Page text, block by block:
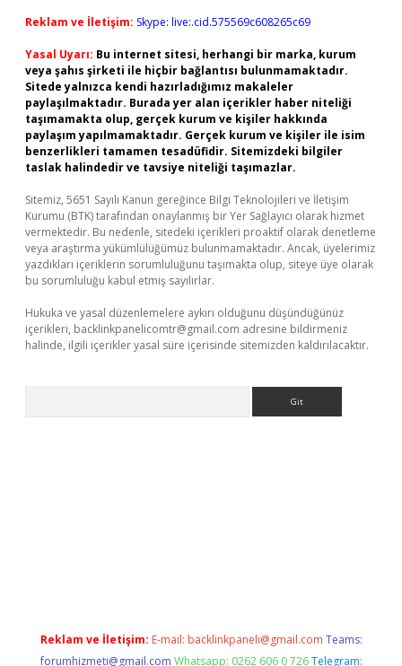
Reklam ve İletişim: Skype: live:.cid.575569c608265c69
Yasal Uyarı: Bu internet sitesi, herhangi bir marka, kurum
veya şahıs şirketi ile hiçbir bağlantısı bulunmamaktadır.
Sitede yalnızca kendi hazırladığımız makaleler
paylaşılmaktadır. Burada yer alan içerikler haber niteliği
taşımamakta olup, gerçek kurum ve kişiler hakkında
paylaşım yapılmamaktadır. Gerçek kurum ve kişiler ile isim
benzerlikleri tamamen tesadüfidir. Sitemizdeki bilgiler
taslak halindedir ve tavsiye niteliği taşımazlar.
Sitemiz, 5651 Sayılı Kanun gereğince Bilgi Teknolojileri ve İletişim
Kurumu (BTK) tarafından onaylanmış bir Yer Sağlayıcı olarak hizmet
vermektedir. Bu nedenle, sitedeki içerikleri proaktif olarak denetleme
veya araştırma yükümlülüğümüz bulunmamaktadır. Ancak, üyelerimiz
yazdıkları içeriklerin sorumluluğunu taşımakta olup, siteye üye olarak
bu sorumluluğu kabul etmiş sayılırlar.
Hukuka ve yasal düzenlemelere aykırı olduğunu düşündüğünüz
içerikleri, backlinkpanelicomtr@gmail.com adresine bildirmeniz
halinde, ilgili içerikler yasal süre içerisinde sitemizden kaldırılacaktır.
Reklam ve İletişim: E-mail: backlinkpaneli@gmail.com Teams:
forumhizmeti@gmail.com Whatsapp: 0262 606 0 726 Telegram: